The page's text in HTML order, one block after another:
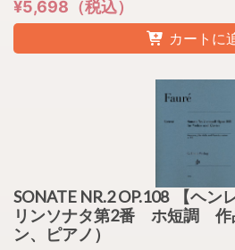
¥5,698（税込）
カートに
SONATE NR.2 OP.108 【ヘン
リンソナタ第2番 ホ短調 作
ン、ピアノ）